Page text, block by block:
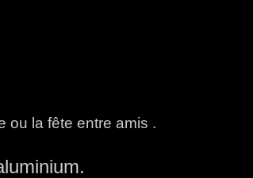
ou la fête entre amis .